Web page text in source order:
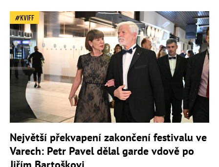
KVIFF
Největší překvapení zakončení festivalu ve
Varech: Petr Pavel dělal garde vdově po